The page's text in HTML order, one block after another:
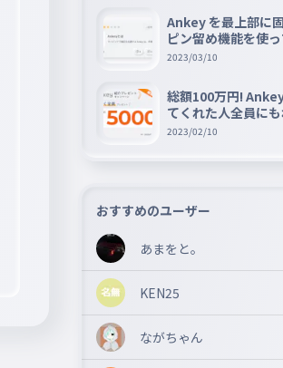
Ankey を最上部に
ピン留め機能を使
📌
2023/03/10
総額100万円!
てくれた人全員に
mazon ギフト券
2023/02/10
おすすめのユーザー
あまをと。
KEN25
ながちゃん